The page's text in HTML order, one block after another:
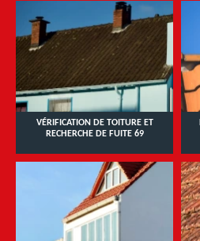
VÉRIFICATION DE TOITURE ET
RECHERCHE DE FUITE 69